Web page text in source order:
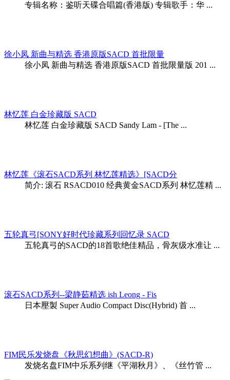
专辑名称：鉴听天碟合唱篇(香港版) 专辑歌手：华 ...
徐小凤 新曲与精选 香港原版SACD 首批限量
徐小凤 新曲与精选 香港原版SACD 首批限量版 201 ...
林忆莲 白金珍藏版 SACD
林忆莲 白金珍藏版 SACD Sandy Lam - [The ...
林忆莲《滚石SACD系列 林忆莲精选》[SACD分
简介: 滚石 RSACD010 经典黄金SACD系列 林忆莲精 ...
五轮真弓[SONY好时代珍藏系列回忆录 SACD
五轮真弓的SACD的18首歌绝佳精品，骨灰级水准让 ...
滚石SACD系列--梁静茹精选 ish Leong - Fis
日本壓製 Super Audio Compact Disc(Hybrid) 首 ...
FIM民乐发烧盘《秋思幻想曲》(SACD-R)
发烧名盘FIM中乐系列继《平湖秋月》、《丝竹管 ...